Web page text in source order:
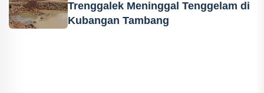
Trenggalek Meninggal Tenggelam di
Kubangan Tambang